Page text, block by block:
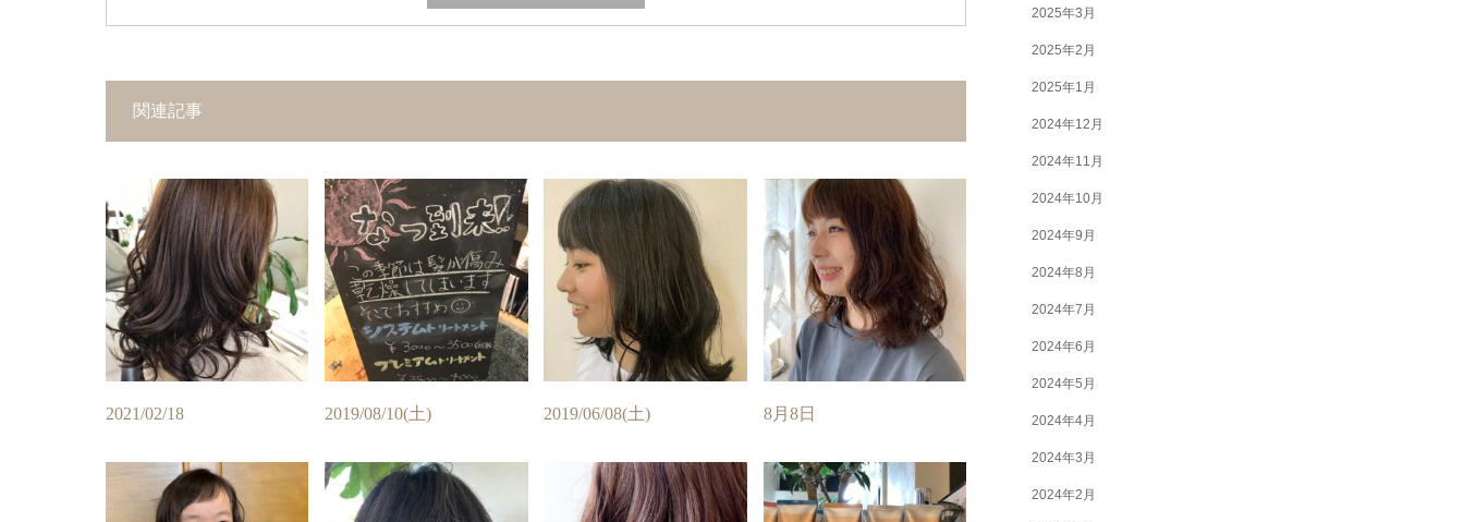
関連記事
2021/02/18 2019/08/10(土) 2019/06/08(土) 8月8日
2025年3月
2025年2月
2025年1月
2024年12月
2024年11月
2024年10月
2024年9月
2024年8月
2024年7月
2024年6月
2024年5月
2024年4月
2024年3月
2024年2月